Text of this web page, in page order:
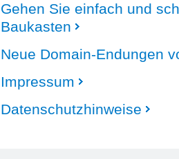
Gehen Sie einfach und
Baukasten
Neue Domain-Endungen
Impressum
Datenschutzhinweise